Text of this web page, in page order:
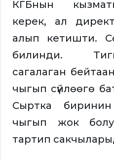
КГБнын
керек, ал
алып кетишти.
билинди.
сагалаган
чыгып сүйлөөгө
Сыртка
чыгып жок
тартип